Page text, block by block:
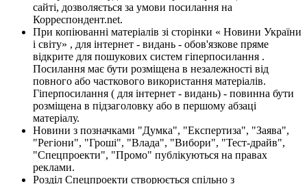
сайті, дозволяється за умови посилання на
Корреспондент.net.
При копіюванні матеріалів зі сторінки « Новини України
і світу» , для інтернет - видань - обов'язкове пряме
відкрите для пошукових систем гіперпосилання .
Посилання має бути розміщена в незалежності від
повного або часткового використання матеріалів.
Гіперпосилання ( для інтернет - видань) - повинна бути
розміщена в підзаголовку або в першому абзаці
матеріалу.
Новини з позначками "Думка", "Експертиза", "Заява",
"Регіони", "Гроші", "Влада", "Вибори", "Тест-драйв",
"Спецпроекти", "Промо" публікуються на правах
реклами.
Розділ Спецпроекти створюється спільно з